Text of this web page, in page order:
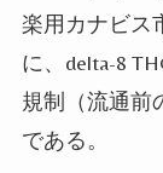
楽用カナビス
に、 delta-8
規制（流通前
である。